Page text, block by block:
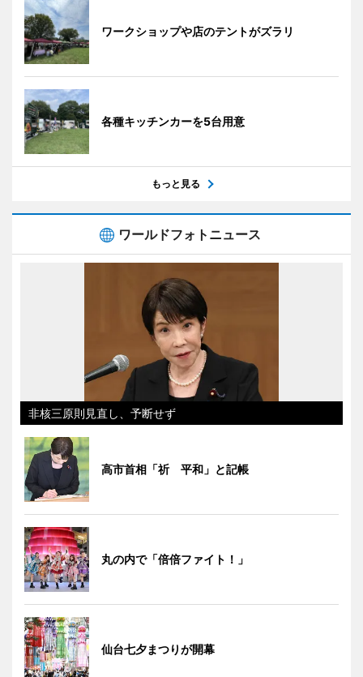
ワークショップや店のテントがズラリ
各種キッチンカーを5台用意
もっと見る
ワールドフォトニュース
非核三原則見直し、予断せず
高市首相「祈 平和」と記帳
丸の内で「倍倍ファイト！」
仙台七夕まつりが開幕